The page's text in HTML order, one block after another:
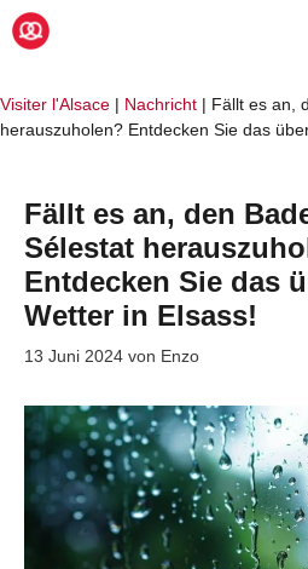
Zum
Inhalt
Visiter l'Alsace | Nachricht | Fällt es an,
herauszuholen? Entdecken Sie das
Fällt es an, den
Sélestat
Entdecken Sie das
Wetter in Elsass!
13 Juni 2024 von Enzo